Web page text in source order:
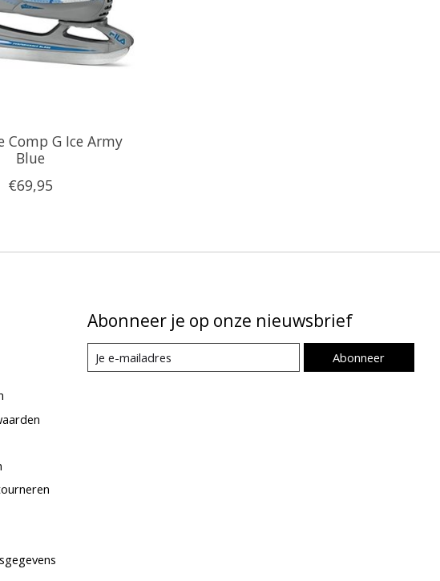
Comp G Ice Army
Blue
€69,95
Abonneer je op onze nieuwsbrief
Abonneer